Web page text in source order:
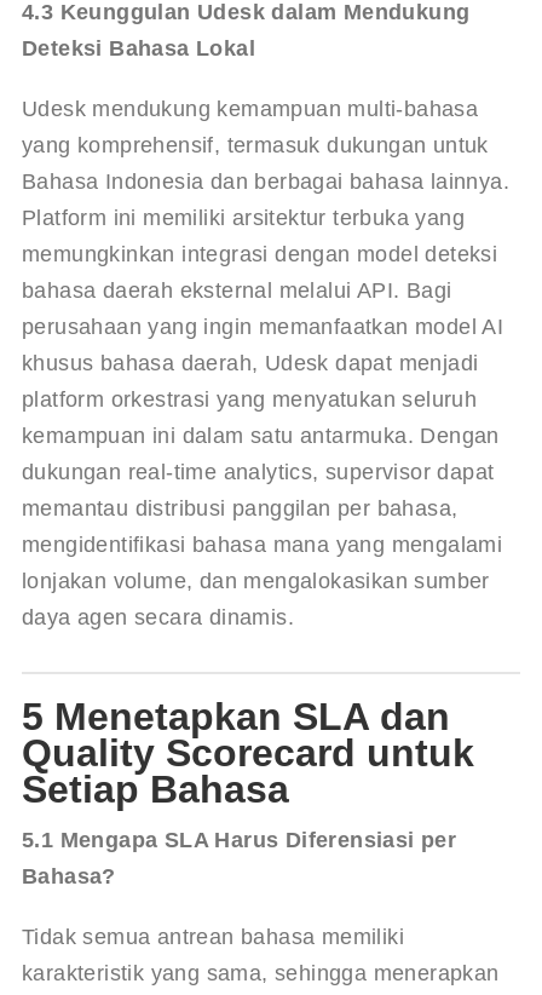
4.3 Keunggulan Udesk dalam Mendukung
Deteksi Bahasa Lokal
Udesk mendukung kemampuan multi-bahasa
yang komprehensif, termasuk dukungan untuk
Bahasa Indonesia dan berbagai bahasa lainnya.
Platform ini memiliki arsitektur terbuka yang
memungkinkan integrasi dengan model deteksi
bahasa daerah eksternal melalui API. Bagi
perusahaan yang ingin memanfaatkan model AI
khusus bahasa daerah, Udesk dapat menjadi
platform orkestrasi yang menyatukan seluruh
kemampuan ini dalam satu antarmuka. Dengan
dukungan real-time analytics, supervisor dapat
memantau distribusi panggilan per bahasa,
mengidentifikasi bahasa mana yang mengalami
lonjakan volume, dan mengalokasikan sumber
daya agen secara dinamis.
5 Menetapkan SLA dan
Quality Scorecard untuk
Setiap Bahasa
5.1 Mengapa SLA Harus Diferensiasi per
Bahasa?
Tidak semua antrean bahasa memiliki
karakteristik yang sama, sehingga menerapkan